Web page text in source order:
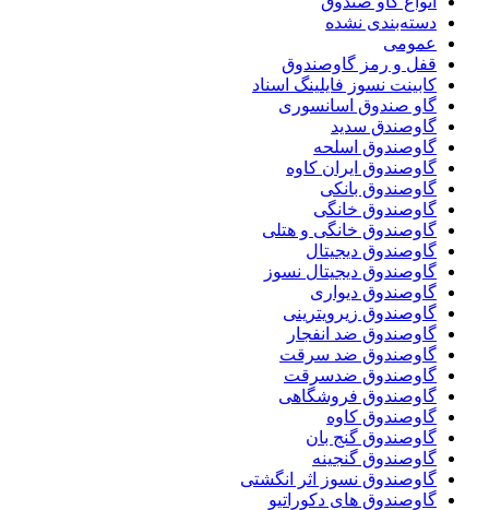
دسته‌بندی نشده
عمومی
قفل و رمز گاوصندوق
کابینت نسوز فایلینگ اسناد
گاو صندوق اسانسوری
گاوصندق سدید
گاوصندوق اسلحه
گاوصندوق ایران کاوه
گاوصندوق بانکی
گاوصندوق خانگی
گاوصندوق خانگی و هتلی
گاوصندوق دیجیتال
گاوصندوق دیجیتال نسوز
گاوصندوق دیواری
گاوصندوق زیرویترینی
گاوصندوق ضد انفجار
گاوصندوق ضد سرقت
گاوصندوق ضدسرقت
گاوصندوق فروشگاهی
گاوصندوق کاوه
گاوصندوق گنج بان
گاوصندوق گنجینه
گاوصندوق نسوز اثر انگشتی
گاوصندوق های دکوراتیو